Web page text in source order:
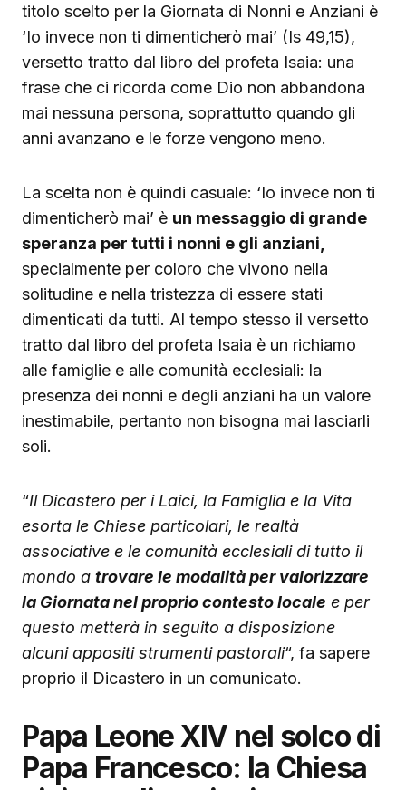
titolo scelto per la Giornata di Nonni e Anziani è
‘Io invece non ti dimenticherò mai’ (Is 49,15),
versetto tratto dal libro del profeta Isaia: una
frase che ci ricorda come Dio non abbandona
mai nessuna persona, soprattutto quando gli
anni avanzano e le forze vengono meno.
La scelta non è quindi casuale: ‘Io invece non ti
dimenticherò mai’ è un messaggio di grande
speranza per tutti i nonni e gli anziani,
specialmente per coloro che vivono nella
solitudine e nella tristezza di essere stati
dimenticati da tutti. Al tempo stesso il versetto
tratto dal libro del profeta Isaia è un richiamo
alle famiglie e alle comunità ecclesiali: la
presenza dei nonni e degli anziani ha un valore
inestimabile, pertanto non bisogna mai lasciarli
soli.
“Il Dicastero per i Laici, la Famiglia e la Vita
esorta le Chiese particolari, le realtà
associative e le comunità ecclesiali di tutto il
mondo a trovare le modalità per valorizzare
la Giornata nel proprio contesto locale e per
questo metterà in seguito a disposizione
alcuni appositi strumenti pastorali“, fa sapere
proprio il Dicastero in un comunicato.
Papa Leone XIV nel solco di
Papa Francesco: la Chiesa